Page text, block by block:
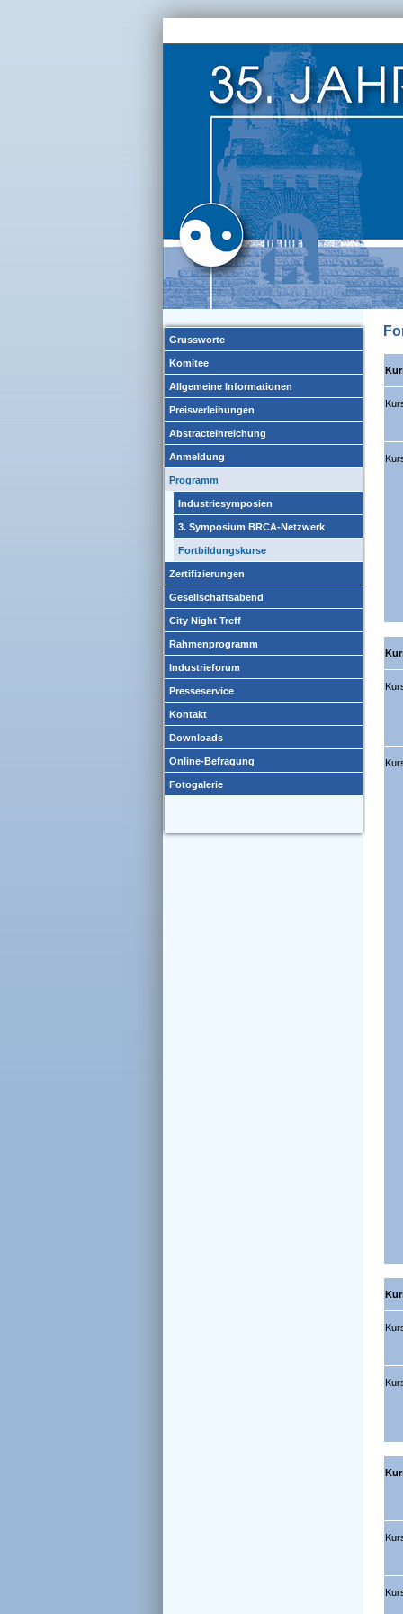
Grussworte
Komitee
Allgemeine Informationen
Preisverleihungen
Abstracteinreichung
Anmeldung
Programm
Industriesymposien
3. Symposium BRCA-Netzwerk
Fortbildungskurse
Zertifizierungen
Gesellschaftsabend
City Night Treff
Rahmenprogramm
Industrieforum
Presseservice
Kontakt
Downloads
Online-Befragung
Fotogalerie